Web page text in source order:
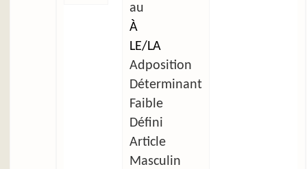
au
À
LE/LA
Adposition
Déterminant
Faible
Défini
Article
Masculin